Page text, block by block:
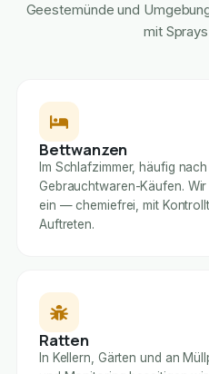
Geestemünde und
mit
Bettwanzen
Im Schlafzimmer, häufig
Gebrauchtwaren-Käufen.
ein — chemiefrei, mit
Auftreten.
Ratten
In Kellern, Gärten und an